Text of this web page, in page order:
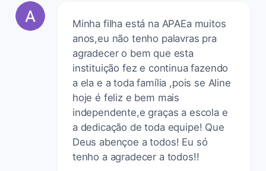
Minha filha está na APAEa muitos
anos,eu não tenho palavras pra
agradecer o bem que esta
instituição fez e continua fazendo
a ela e a toda família ,pois se Aline
hoje é feliz e bem mais
independente,e graças a escola e
a dedicação de toda equipe! Que
Deus abençoe a todos! Eu só
tenho a agradecer a todos!!